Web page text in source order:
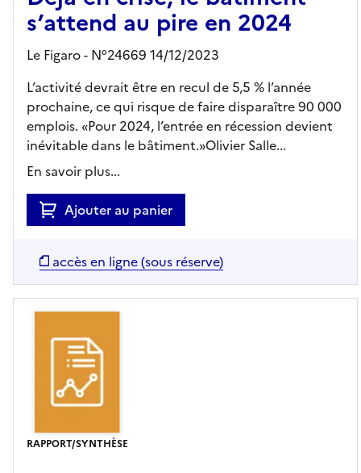
s’attend au pire en 2024
Le Figaro - N°24669 14/12/2023
L’activité devrait être en recul de 5,5 % l’année
prochaine, ce qui risque de faire disparaître 90 000
emplois. «Pour 2024, l’entrée en récession devient
inévitable dans le bâtiment.»Olivier Salle...
En savoir plus...
Ajouter au panier
accès en ligne (sous réserve)
RAPPORT/SYNTHÈSE